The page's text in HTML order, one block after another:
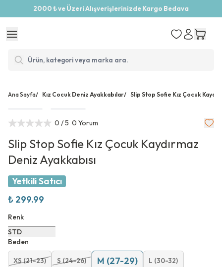
2000 ₺ ve Üzeri Alışverişlerinizde Kargo Bedava
Ana Sayfa/ Kız Cocuk Deniz Ayakkabılar/ Slip Stop Sofie Kız Çocuk
0 / 5 0 Yorum
Slip Stop Sofie Kız Çocuk Kaydırmaz
Deniz Ayakkabısı
Yetkili Satıcı
₺ 299.99
Renk
STD
Beden
XS (21-23) S (24-26) M (27-29) L (30-32)